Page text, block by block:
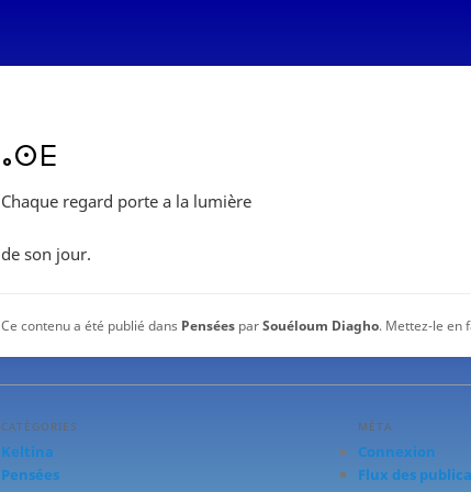
ⴰⵙⴹ
Chaque regard porte a la lumière
de son jour.
Ce contenu a été publié dans Pensées parSouéloum Diagho. Mettez-le en
CATÉGORIES
Keltina
Pensées
MÉTA
Connexion
Flux des